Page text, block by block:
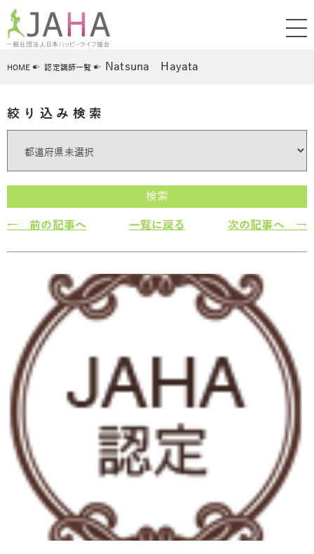
HOME 認定講師一覧 Natsuna Hayata
絞り込み検索
検索
← 前の記事へ 一覧に戻る 次の記事へ →